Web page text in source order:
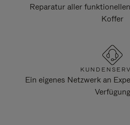
Reparatur aller
Koffer
Ein eigenes Netzwerk an
Verfügung